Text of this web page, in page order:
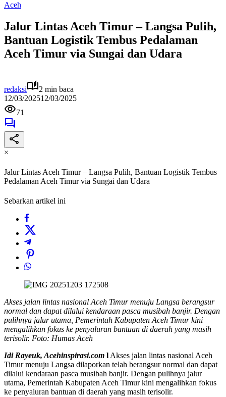
Aceh
Jalur Lintas Aceh Timur – Langsa Pulih,
Bantuan Logistik Tembus Pedalaman
Aceh Timur via Sungai dan Udara
redaksi
2 min baca
12/03/202512/03/2025
71
×
Jalur Lintas Aceh Timur – Langsa Pulih, Bantuan Logistik Tembus
Pedalaman Aceh Timur via Sungai dan Udara
Sebarkan artikel ini
Akses jalan lintas nasional Aceh Timur menuju Langsa berangsur
normal dan dapat dilalui kendaraan pasca musibah banjir. Dengan
pulihnya jalur utama, Pemerintah Kabupaten Aceh Timur kini
mengalihkan fokus ke penyaluran bantuan di daerah yang masih
terisolir. Foto: Humas Aceh
Idi Rayeuk, Acehinspirasi.com l Akses jalan lintas nasional Aceh
Timur menuju Langsa dilaporkan telah berangsur normal dan dapat
dilalui kendaraan pasca musibah banjir. Dengan pulihnya jalur
utama, Pemerintah Kabupaten Aceh Timur kini mengalihkan fokus
ke penyaluran bantuan di daerah yang masih terisolir.